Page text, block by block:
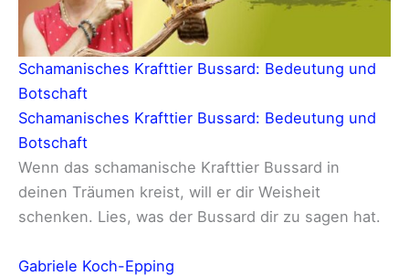
Schamanisches Krafttier Bussard: Bedeutung und
Botschaft
Schamanisches Krafttier Bussard: Bedeutung und
Botschaft
Wenn das schamanische Krafttier Bussard in
deinen Träumen kreist, will er dir Weisheit
schenken. Lies, was der Bussard dir zu sagen hat.
Gabriele Koch-Epping